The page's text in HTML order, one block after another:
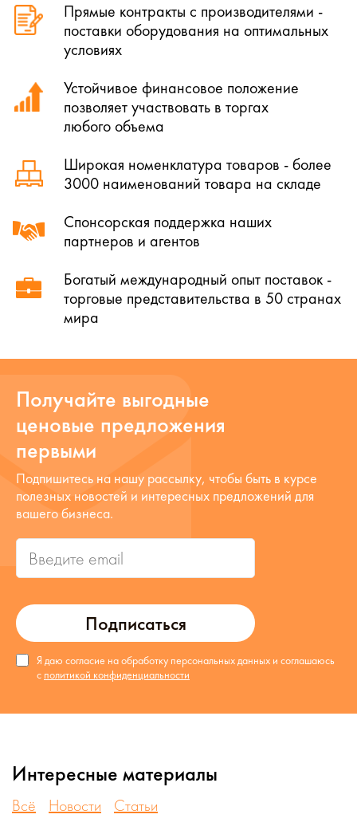
Прямые контракты с производителями -
поставки оборудования на оптимальных
условиях
Устойчивое финансовое положение
позволяет участвовать в торгах
любого объема
Широкая номенклатура товаров - более
3000 наименований товара на складе
Спонсорская поддержка наших
партнеров и агентов
Богатый международный опыт поставок -
торговые представительства в 50 странах
мира
Получайте выгодные
ценовые предложения
первыми
Подписаться
Я даю согласие на обработку персональных данных и соглашаюсь
с политикой конфиденциальности
Подпишитесь на нашу рассылку, чтобы быть в курсе
полезных новостей и интересных предложений для
вашего бизнеса.
Интересные материалы
Всё Новости Статьи